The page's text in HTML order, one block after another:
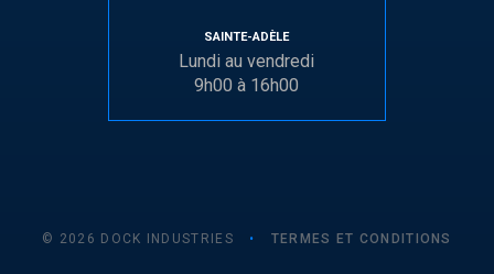
SAINTE-ADÈLE
Lundi au vendredi
9h00 à 16h00
© 2026 DOCK INDUSTRIES • TERMES ET CONDITIONS